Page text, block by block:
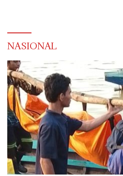
NASIONAL